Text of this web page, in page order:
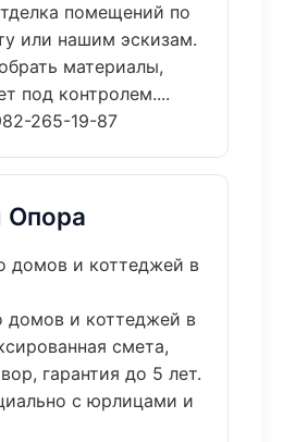
помещений по
или нашим эскизам.
материалы,
под контролем....
265-19-87
Опора
домов и коттеджей в
домов и коттеджей в
смета,
гарантия до 5 лет.
с юрлицами и